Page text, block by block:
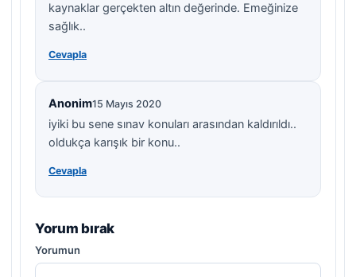
kaynaklar gerçekten altın değerinde. Emeğinize
sağlık..
Cevapla
Anonim15 Mayıs 2020
iyiki bu sene sınav konuları arasından kaldırıldı..
oldukça karışık bir konu..
Cevapla
Yorum bırak
Yorumun